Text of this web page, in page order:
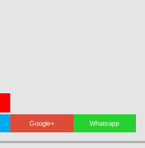
Google+ Whatsapp